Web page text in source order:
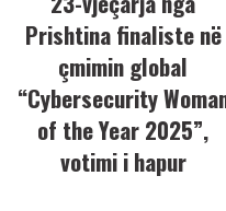
Prishtina finaliste në
çmimin global
“Cybersecurity
of the Year 2025”,
votimi i hapur